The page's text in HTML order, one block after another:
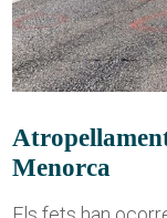
Menorca